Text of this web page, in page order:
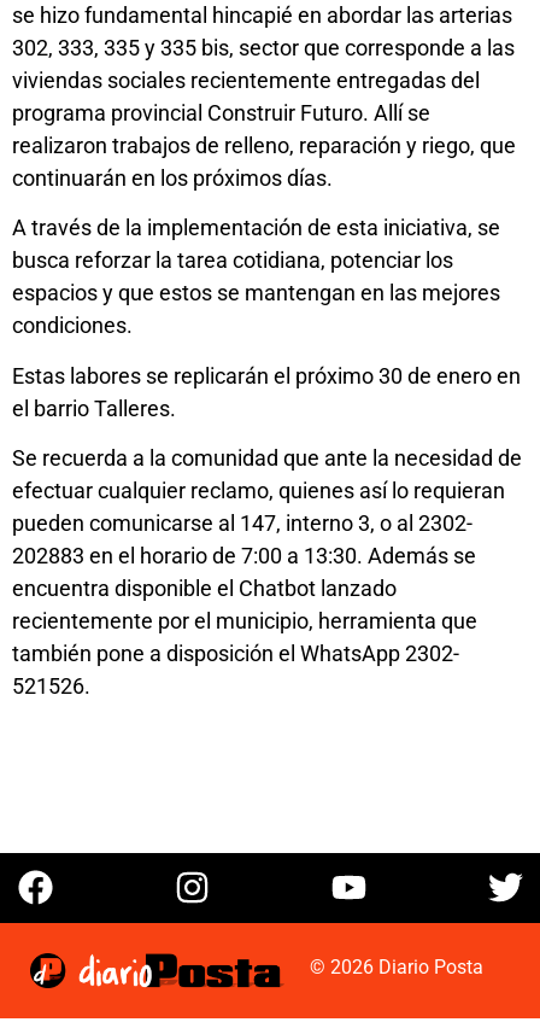
se hizo fundamental hincapié en abordar las arterias
302, 333, 335 y 335 bis, sector que corresponde a las
viviendas sociales recientemente entregadas del
programa provincial Construir Futuro. Allí se
realizaron trabajos de relleno, reparación y riego, que
continuarán en los próximos días.
A través de la implementación de esta iniciativa, se
busca reforzar la tarea cotidiana, potenciar los
espacios y que estos se mantengan en las mejores
condiciones.
Estas labores se replicarán el próximo 30 de enero en
el barrio Talleres.
Se recuerda a la comunidad que ante la necesidad de
efectuar cualquier reclamo, quienes así lo requieran
pueden comunicarse al 147, interno 3, o al 2302-
202883 en el horario de 7:00 a 13:30. Además se
encuentra disponible el Chatbot lanzado
recientemente por el municipio, herramienta que
también pone a disposición el WhatsApp 2302-
521526.
© 2026 Diario Posta